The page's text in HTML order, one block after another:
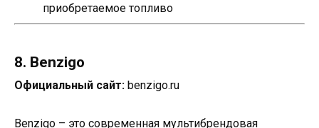
приобретаемое топливо
8. Benzigo
Официальный сайт: benzigo.ru
Benzigo – это современная мультибрендовая